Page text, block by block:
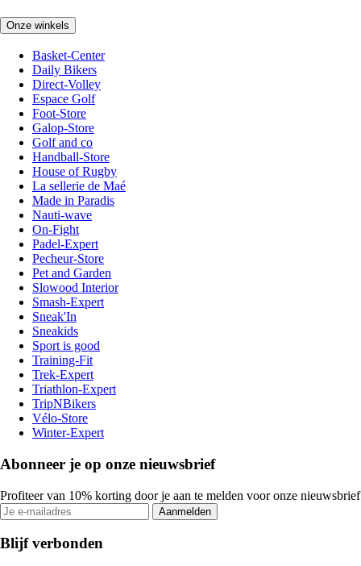
Onze winkels
Basket-Center
Daily Bikers
Direct-Volley
Espace Golf
Foot-Store
Galop-Store
Golf and co
Handball-Store
House of Rugby
La sellerie de Maé
Made in Paradis
Nauti-wave
On-Fight
Padel-Expert
Pecheur-Store
Pet and Garden
Slowood Interior
Smash-Expert
Sneak'In
Sneakids
Sport is good
Training-Fit
Trek-Expert
Triathlon-Expert
TripNBikers
Vélo-Store
Winter-Expert
Abonneer je op onze nieuwsbrief
Profiteer van 10% korting door je aan te melden voor onze nieuwsbrief
Aanmelden
Blijf verbonden